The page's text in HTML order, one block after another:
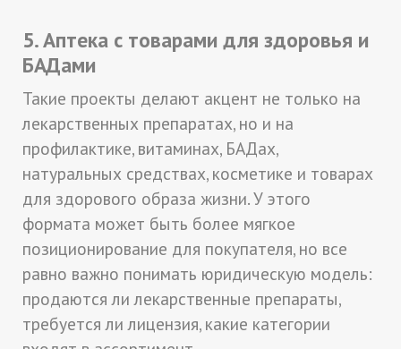
5. Аптека с товарами для здоровья и
БАДами
Такие проекты делают акцент не только на
лекарственных препаратах, но и на
профилактике, витаминах, БАДах,
натуральных средствах, косметике и товарах
для здорового образа жизни. У этого
формата может быть более мягкое
позиционирование для покупателя, но все
равно важно понимать юридическую модель:
продаются ли лекарственные препараты,
требуется ли лицензия, какие категории